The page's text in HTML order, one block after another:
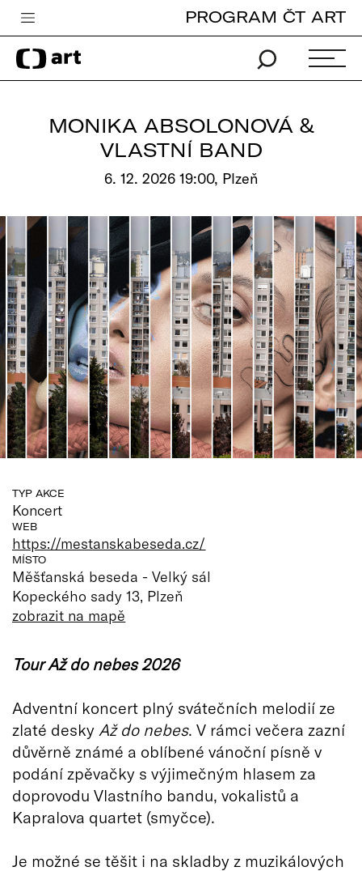
Česká televize
Zpravodajství
Vše o ČT
PROGRAM ČT ART
MONIKA ABSOLONOVÁ &
VLASTNÍ BAND
6. 12. 2026 19:00, Plzeň
TYP AKCE
Koncert
WEB
https://mestanskabeseda.cz/
MÍSTO
Měšťanská beseda - Velký sál
Kopeckého sady 13, Plzeň
zobrazit na mapě
Tour Až do nebes 2026
Adventní koncert plný svátečních melodií ze
zlaté desky Až do nebes. V rámci večera zazní
důvěrně známé a oblíbené vánoční písně v
podání zpěvačky s výjimečným hlasem za
doprovodu Vlastního bandu, vokalistů a
Kapralova quartet (smyčce).
Je možné se těšit i na skladby z muzikálových